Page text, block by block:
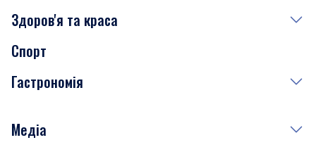
Сьогодні
Завтра
Субота
Здоров'я та краса
Медицина
Краса
Спорт
Гастрономія
Рецепти
Медіа